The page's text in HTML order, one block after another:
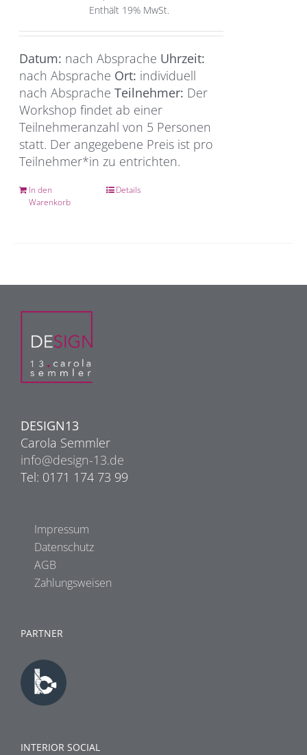
Enthält 19% MwSt.
Datum: nach Absprache Uhrzeit:
nach Absprache Ort: individuell
nach AbspracheTeilnehmer: Der
Workshop findet ab einer
Teilnehmeranzahl von 5 Personen
statt. Der angegebene Preis ist pro
Teilnehmer*in zu entrichten.
In den
Warenkorb
Details
DESIGN13
Carola Semmler
info@design-13.de
Tel: 0171 174 73 99
Impressum
Datenschutz
AGB
Zahlungsweisen
PARTNER
INTERIOR SOCIAL